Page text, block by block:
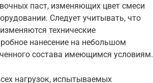
паст, изменяющих цвет смеси
Следует учитывать, что
технические
нанесение на небольшом
состава имеющимся условиям.
нагрузок, испытываемых